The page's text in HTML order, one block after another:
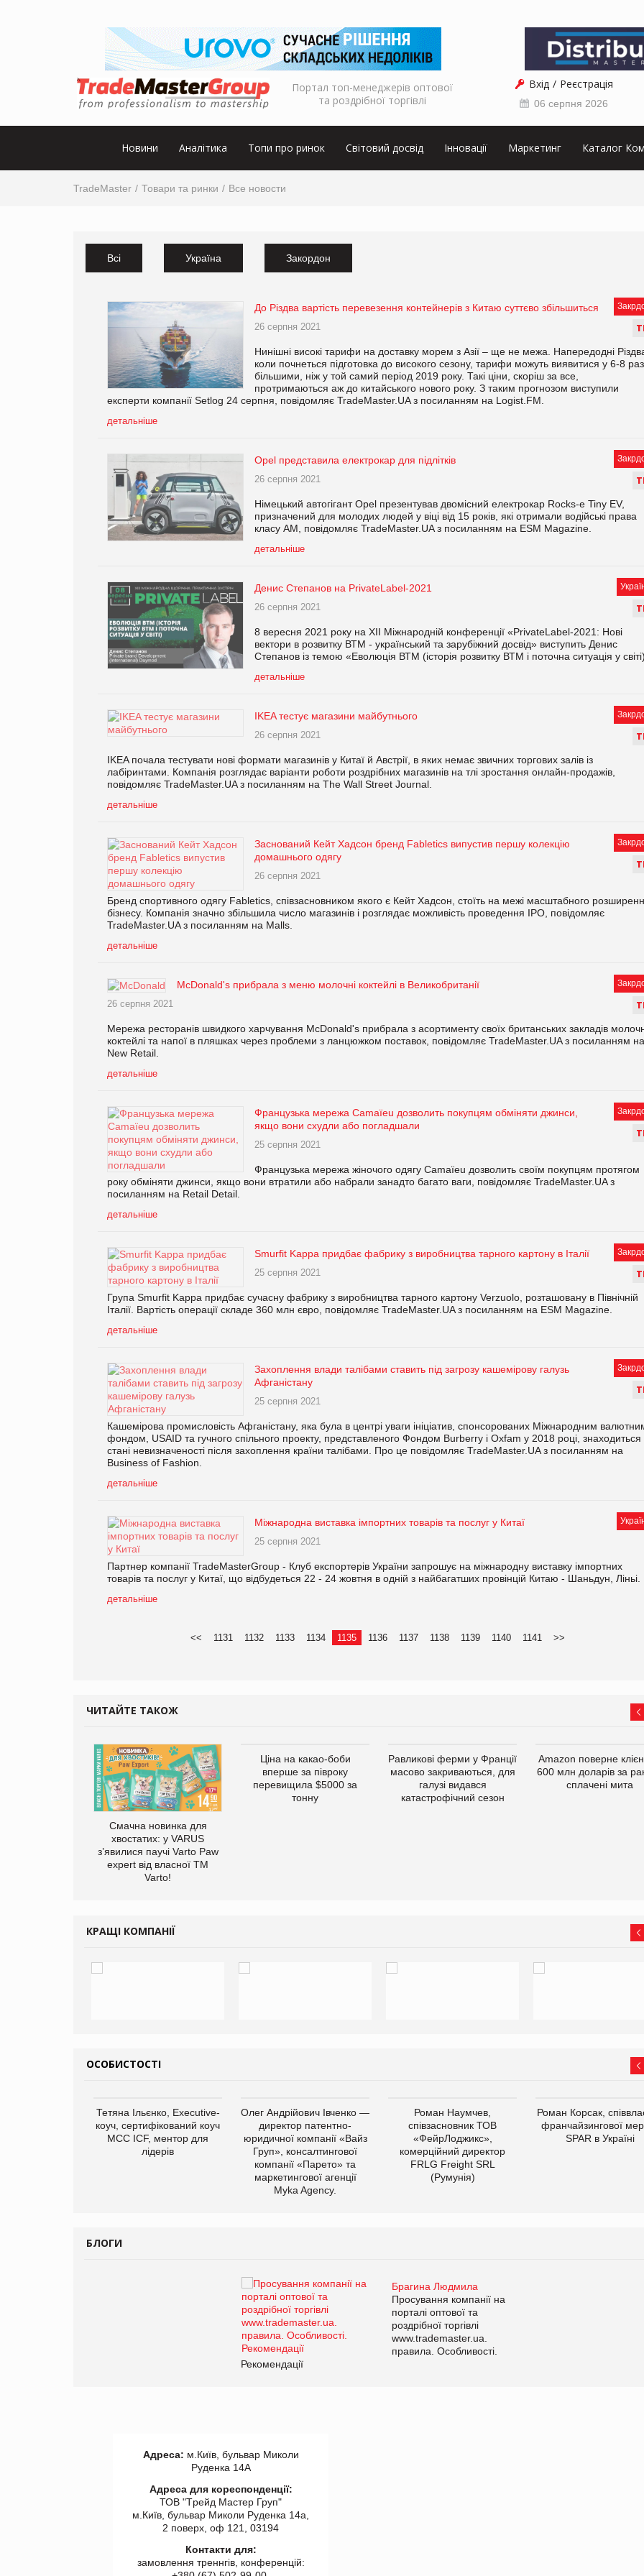
Портал топ-менеджерів оптової
та роздрібної торгівлі
Вхід Реєстрація
06 серпня 2026
Новини Аналітика Топи про ринок Світовий досвід Інновації Маркетинг Каталог
TradeMaster Товари та ринки Все новости
Всі Україна Закордон
Т
До Різдва вартість перевезення контейнерів з Китаю суттєво збільшиться
26 серпня 2021
Нинішні високі тарифи на доставку морем з Азії – ще не межа. Напередодні
коли почнеться підготовка до високого сезону, тарифи можуть виявитися у 6-8
більшими, ніж у той самий період 2019 року. Такі ціни, скоріш за все,
протримаються аж до китайського нового року. З таким прогнозом виступили
експерти компанії Setlog 24 серпня, повідомляє TradeMaster.UA з посиланням на Logist.FM.
детальніше
Т
Opel представила електрокар для підлітків
26 серпня 2021
Німецький автогігант Opel презентував двомісний електрокар Rocks-e Tiny EV,
призначений для молодих людей у віці від 15 років, які отримали водійські права
класу AM, повідомляє TradeMaster.UA з посиланням на ESM Magazine.
детальніше
Т
Денис Степанов на PrivateLabel-2021
26 серпня 2021
8 вересня 2021 року на ХІІ Міжнародній конференції «PrivateLabel-2021: Нові
вектори в розвитку ВТМ - український та зарубіжний досвід» виступить Денис
Степанов із темою «Еволюція ВТМ (історія розвитку ВТМ і поточна ситуація у
детальніше
Т
IKEA тестує магазини майбутнього
26 серпня 2021
IKEA почала тестувати нові формати магазинів у Китаї й Австрії, в яких немає звичних торгових залів із
лабіринтами. Компанія розглядає варіанти роботи роздрібних магазинів на тлі зростання онлайн-продажів,
повідомляє TradeMaster.UA з посиланням на The Wall Street Journal.
детальніше
Т
Заснований Кейт Хадсон бренд Fabletics випустив першу колекцію
домашнього одягу
26 серпня 2021
Бренд спортивного одягу Fabletics, співзасновником якого є Кейт Хадсон, стоїть на межі масштабного
бізнесу. Компанія значно збільшила число магазинів і розглядає можливість проведення IPO, повідомляє
TradeMaster.UA з посиланням на Malls.
детальніше
Т
McDonald's прибрала з меню молочні коктейлі в Великобританії
26 серпня 2021
Мережа ресторанів швидкого харчування McDonald's прибрала з асортименту своїх британських закладів
коктейлі та напої в пляшках через проблеми з ланцюжком поставок, повідомляє TradeMaster.UA з посиланням на
New Retail.
детальніше
Т
Французька мережа Camaïeu дозволить покупцям обміняти джинси,
якщо вони схудли або погладшали
25 серпня 2021
Французька мережа жіночого одягу Camaïeu дозволить своїм покупцям протягом
року обміняти джинси, якщо вони втратили або набрали занадто багато ваги, повідомляє TradeMaster.UA з
посиланням на Retail Detail.
детальніше
Т
Smurfit Kappa придбає фабрику з виробництва тарного картону в Італії
25 серпня 2021
Група Smurfit Kappa придбає сучасну фабрику з виробництва тарного картону Verzuolo, розташовану в Північній
Італії. Вартість операції складе 360 млн євро, повідомляє TradeMaster.UA з посиланням на ESM Magazine.
детальніше
Т
Захоплення влади талібами ставить під загрозу кашемірову галузь
Афганістану
25 серпня 2021
Кашемірова промисловість Афганістану, яка була в центрі уваги ініціатив, спонсорованих Міжнародним
фондом, USAID та гучного спільного проекту, представленого Фондом Burberry і Oxfam у 2018 році, знаходиться
стані невизначеності після захоплення країни талібами. Про це повідомляє TradeMaster.UA з посиланням на
Business of Fashion.
детальніше
Міжнародна виставка імпортних товарів та послуг у Китаї
25 серпня 2021
Партнер компанії TradeMasterGroup - Клуб експортерів України запрошує на міжнародну виставку імпортних
товарів та послуг у Китаї, що відбудеться 22 - 24 жовтня в одній з найбагатших провінцій Китаю - Шаньдун, Ліньі.
детальніше
<< 1131 1132 1133 1134 1135 1136 1137 1138 1139 1140 1141 >>
ЧИТАЙТЕ ТАКОЖ
Смачна новинка для
хвостатих: у VARUS
з’явилися паучі Varto Paw
expert від власної ТМ
Varto!
Ціна на какао-боби
вперше за півроку
перевищила $5000 за
тонну
Равликові ферми у Франції
масово закриваються, для
галузі видався
катастрофічний сезон
Amazon поверне
600 млн доларів за
сплачені мита
КРАЩІ КОМПАНІЇ
ОСОБИСТОСТІ
Тетяна Ільєнко, Executive-
коуч, сертифікований коуч
МСС ICF, ментор для
лідерів
Олег Андрійович Івченко —
директор патентно-
юридичної компанії «Вайз
Груп», консалтингової
компанії «Парето» та
маркетингової агенції
Myka Agency.
Роман Наумчев,
співзасновник ТОВ
«ФейрЛоджикс»,
комерційний директор
FRLG Freight SRL
(Румунія)
Роман Корсак,
франчайзингової
SPAR в Україні
БЛОГИ
Брагина Людмила
Просування компанії на
порталі оптової та
роздрібної торгівлі
www.trademaster.ua.
правила. Особливості.
Рекомендації
Адреса: м.Київ, бульвар Миколи
Руденка 14А
Адреса для кореспонденції:
ТОВ "Tрейд Мастер Груп"
м.Київ, бульвар Миколи Руденка 14а,
2 поверх, оф 121, 03194
Контакти для:
замовлення треннгів, конференцій: